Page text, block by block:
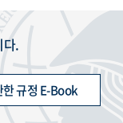
.
한 규정 E-Book